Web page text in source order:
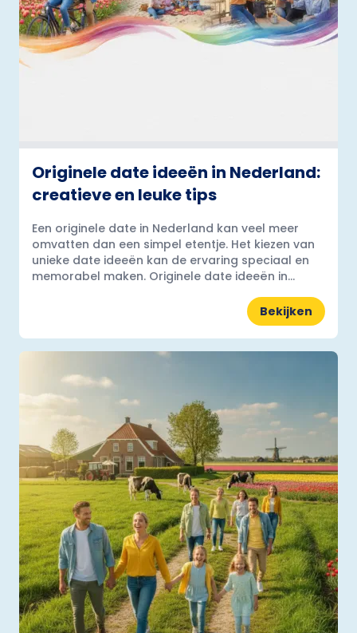
Originele date ideeën in Nederland:
creatieve en leuke tips
Een originele date in Nederland kan veel meer
omvatten dan een simpel etentje. Het kiezen van
unieke date ideeën kan de ervaring speciaal en
memorabel maken. Originele date ideeën in...
Bekijken